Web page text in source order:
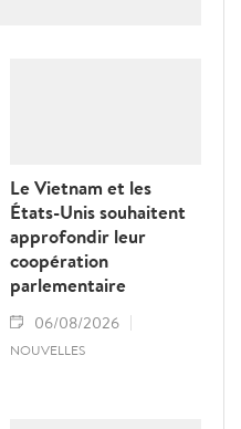
Le Vietnam et les
États-Unis souhaitent
approfondir leur
coopération
parlementaire
06/08/2026
NOUVELLES